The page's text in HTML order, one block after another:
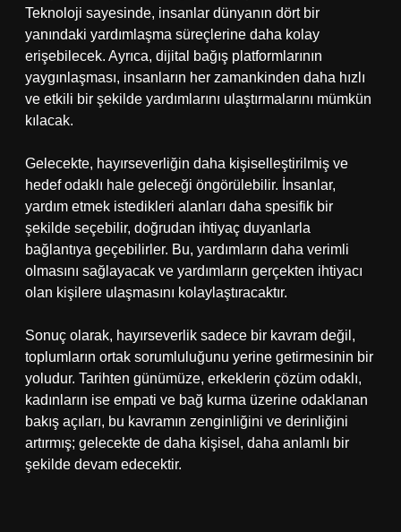
Teknoloji sayesinde, insanlar dünyanın dört bir
yanındaki yardımlaşma süreçlerine daha kolay
erişebilecek. Ayrıca, dijital bağış platformlarının
yaygınlaşması, insanların her zamankinden daha hızlı
ve etkili bir şekilde yardımlarını ulaştırmalarını mümkün
kılacak.
Gelecekte, hayırseverliğin daha kişiselleştirilmiş ve
hedef odaklı hale geleceği öngörülebilir. İnsanlar,
yardım etmek istedikleri alanları daha spesifik bir
şekilde seçebilir, doğrudan ihtiyaç duyanlarla
bağlantıya geçebilirler. Bu, yardımların daha verimli
olmasını sağlayacak ve yardımların gerçekten ihtiyacı
olan kişilere ulaşmasını kolaylaştıracaktır.
Sonuç olarak, hayırseverlik sadece bir kavram değil,
toplumların ortak sorumluluğunu yerine getirmesinin bir
yoludur. Tarihten günümüze, erkeklerin çözüm odaklı,
kadınların ise empati ve bağ kurma üzerine odaklanan
bakış açıları, bu kavramın zenginliğini ve derinliğini
artırmış; gelecekte de daha kişisel, daha anlamlı bir
şekilde devam edecektir.